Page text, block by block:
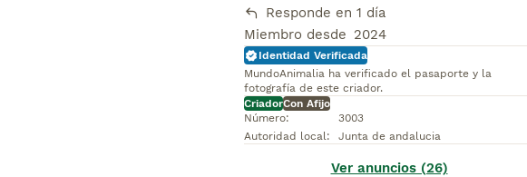
Responde en 1 día
Miembro desde 2024
Identidad Verificada
MundoAnimalia ha verificado el pasaporte y la
fotografía de este criador.
CriadorCon Afijo
Número:
3003
Autoridad local: Junta de andalucia
Ver anuncios (26)